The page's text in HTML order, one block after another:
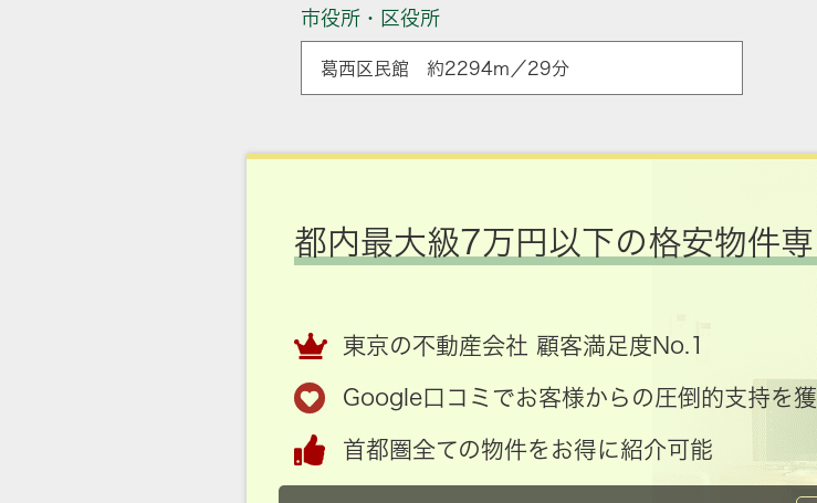
市役所・区役所
葛西区民館 約2294m／29分
都内最大級7万円以下の格安物件
東京の不動産会社 顧客満足度No.1
Google口コミでお客様からの圧倒的支持を
首都圏全ての物件をお得に紹介可能